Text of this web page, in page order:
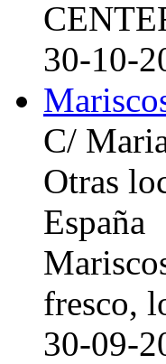
30-10-
C/
Otras
España
fresco,
30-09-